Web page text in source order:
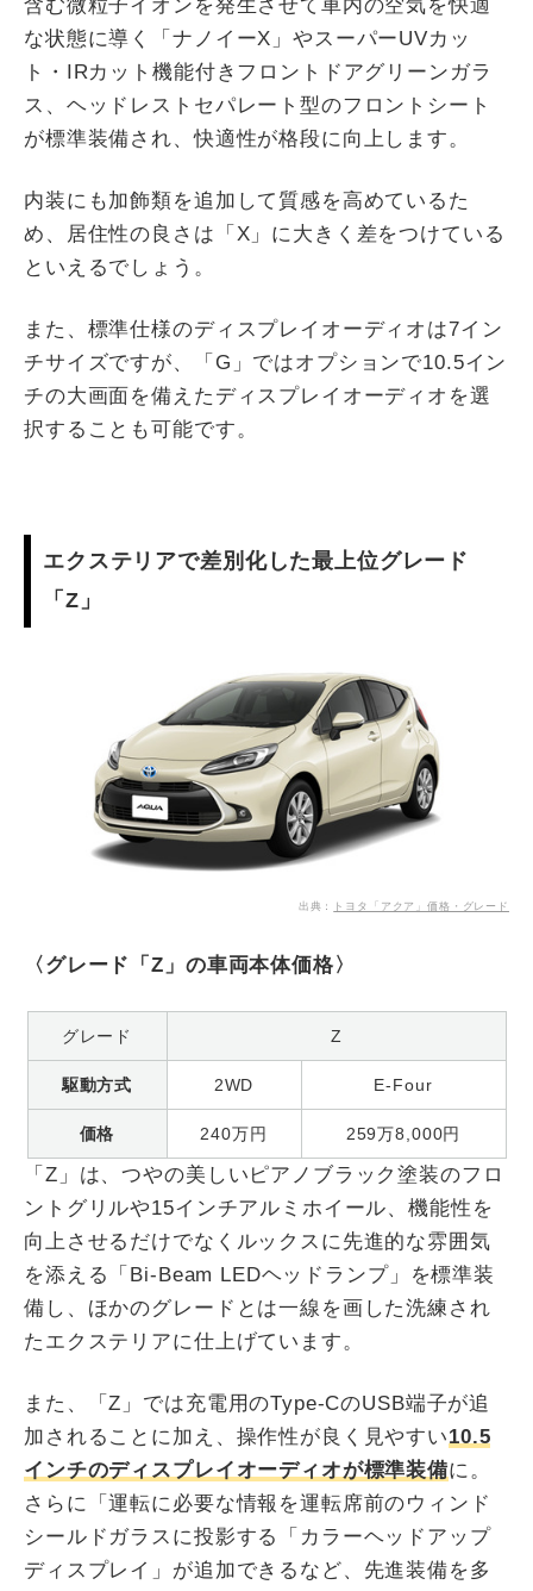
含む微粒子イオンを発生させて車内の空気を快適
な状態に導く「ナノイーX」やスーパーUVカッ
ト・IRカット機能付きフロントドアグリーンガラ
ス、ヘッドレストセパレート型のフロントシート
が標準装備され、快適性が格段に向上します。
内装にも加飾類を追加して質感を高めているた
め、居住性の良さは「X」に大きく差をつけている
といえるでしょう。
また、標準仕様のディスプレイオーディオは7イン
チサイズですが、「G」ではオプションで10.5イン
チの大画面を備えたディスプレイオーディオを選
択することも可能です。
エクステリアで差別化した最上位グレード
「Z」
出典： トヨタ「アクア」価格・グレード
〈グレード「Z」の車両本体価格〉
グレード Z
駆動方式 2WD E-Four
価格 240万円 259万8,000円
「Z」は、つやの美しいピアノブラック塗装のフロ
ントグリルや15インチアルミホイール、機能性を
向上させるだけでなくルックスに先進的な雰囲気
を添える「Bi-Beam LEDヘッドランプ」を標準装
備し、ほかのグレードとは一線を画した洗練され
たエクステリアに仕上げています。
また、「Z」では充電用のType-CのUSB端子が追
加されることに加え、操作性が良く見やすい10.5
インチのディスプレイオーディオが標準装備に。
さらに「運転に必要な情報を運転席前のウィンド
シールドガラスに投影する「カラーヘッドアップ
ディスプレイ」が追加できるなど、先進装備を多